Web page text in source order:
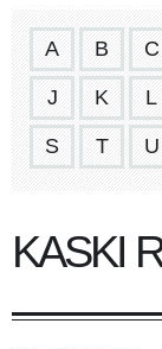
A B C
J K L
S T U
KASKI